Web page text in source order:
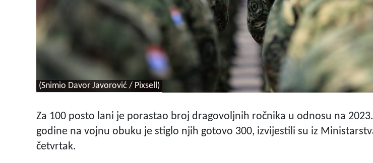
(Snimio Davor Javorović / Pixsell)
Za 100 posto lani je porastao broj dragovoljnih ročnika u odnosu na
godine na vojnu obuku je stiglo njih gotovo 300, izvijestili su iz
četvrtak.